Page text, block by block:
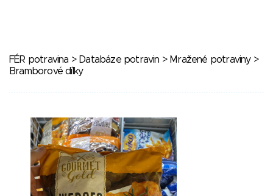
FÉR potravina > Databáze potravin > Mražené potraviny>
Bramborové dílky